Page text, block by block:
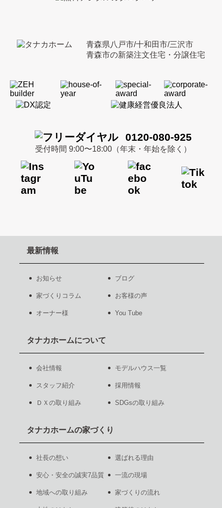
青森県八戸市/十和田市/三沢市
青森市の新築注文住宅・分譲住宅
0120-080-925
受付時間 9:00〜18:00（年末・年始を除く）
最新情報
お知らせ ブログ
家づくりコラム お客様の声
オーナー様 You Tube
タナカホームについて
会社情報 モデルハウス一覧
スタッフ紹介 採用情報
ＤＸの取り組み SDGsの取り組み
タナカホームの家づくり
社長の想い 選ばれる理由
安心・安全の誠実7品質 一流の現場
地域への取り組み 家づくりの流れ